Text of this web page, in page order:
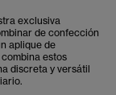
exclusiva
de confección
aplique de
estos
discreta y versátil